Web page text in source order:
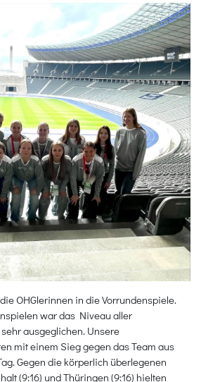
OHGlerinnen in die Vorrundenspiele.
war das Niveau aller
ausgeglichen. Unsere
mit einem Sieg gegen das Team aus
Gegen die körperlich überlegenen
(9:16) und Thüringen (9:16) hielten